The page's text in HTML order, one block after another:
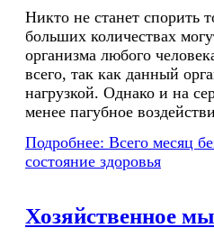
Никто не станет спорить
больших количествах
организма любого
всего, так как данный
нагрузкой. Однако и на
менее пагубное
Подробнее: Всего месяц
состояние здоровья
Хозяйственное